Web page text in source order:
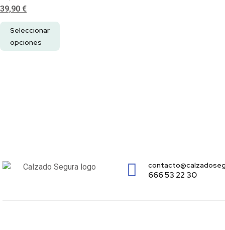
39,90 €
Seleccionar
opciones
666 53 22 30